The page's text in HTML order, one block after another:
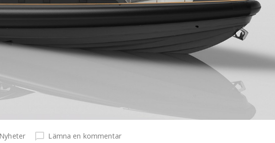
Nyheter Lämna en kommentar